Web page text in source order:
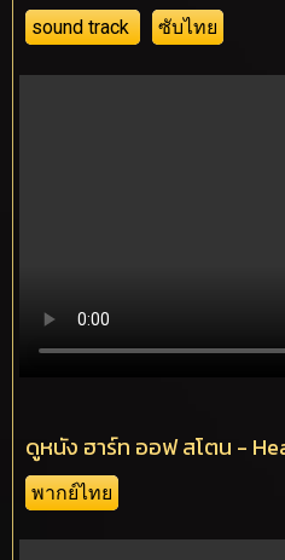
sound track ซับไทย
ดูหนัง ฮาร์ท ออฟ สโตน -
พากย์ไทย